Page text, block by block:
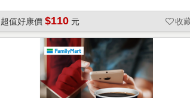
超值好康價 $110 元 收